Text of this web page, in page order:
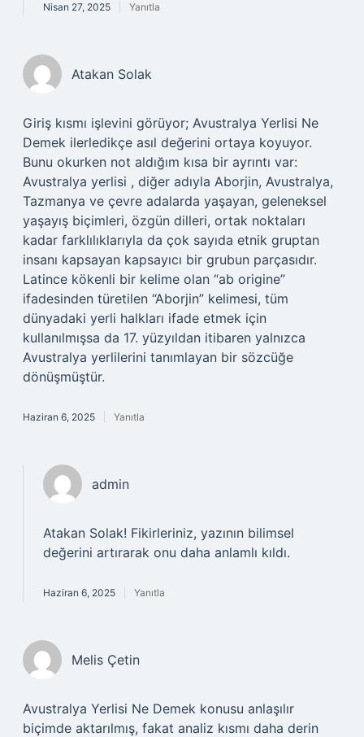
Nisan 27, 2025 Yanıtla
Atakan Solak
Giriş kısmı işlevini görüyor; Avustralya Yerlisi Ne
Demek ilerledikçe asıl değerini ortaya koyuyor.
Bunu okurken not aldığım kısa bir ayrıntı var:
Avustralya yerlisi , diğer adıyla Aborjin, Avustralya,
Tazmanya ve çevre adalarda yaşayan, geleneksel
yaşayış biçimleri, özgün dilleri, ortak noktaları
kadar farklılıklarıyla da çok sayıda etnik gruptan
insanı kapsayan kapsayıcı bir grubun parçasıdır.
Latince kökenli bir kelime olan “ab origine”
ifadesinden türetilen “Aborjin” kelimesi, tüm
dünyadaki yerli halkları ifade etmek için
kullanılmışsa da 17. yüzyıldan itibaren yalnızca
Avustralya yerlilerini tanımlayan bir sözcüğe
dönüşmüştür.
Haziran 6, 2025 Yanıtla
admin
Atakan Solak! Fikirleriniz, yazının bilimsel
değerini artırarak onu daha anlamlı kıldı.
Haziran 6, 2025 Yanıtla
Melis Çetin
Avustralya Yerlisi Ne Demek konusu anlaşılır
biçimde aktarılmış, fakat analiz kısmı daha derin